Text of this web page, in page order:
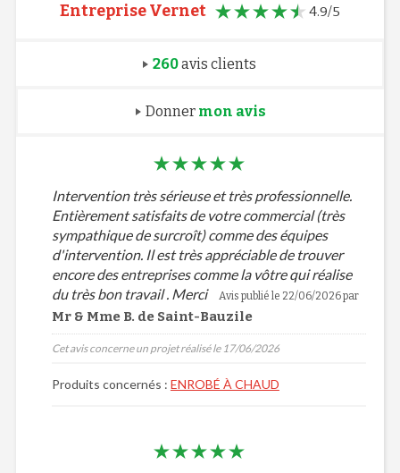
Entreprise Vernet 4.9/5
260avis clients
Donner mon avis
Intervention très sérieuse et très professionnelle.
Entièrement satisfaits de votre commercial (très
sympathique de surcroît) comme des équipes
d'intervention. Il est très appréciable de trouver
encore des entreprises comme la vôtre qui réalise
du très bon travail . Merci
Avis publié le 22/06/2026 par
Mr & Mme B. de Saint-Bauzile
Cet avis concerne un projet réalisé le 17/06/2026
Produits concernés : ENROBÉ À CHAUD